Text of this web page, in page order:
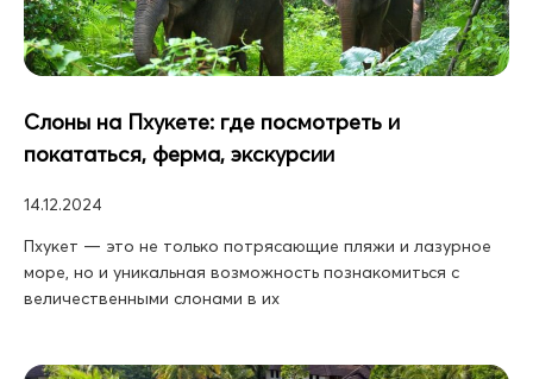
Слоны на Пхукете: где посмотреть и
покататься, ферма, экскурсии
14.12.2024
Пхукет — это не только потрясающие пляжи и лазурное
море, но и уникальная возможность познакомиться с
величественными слонами в их